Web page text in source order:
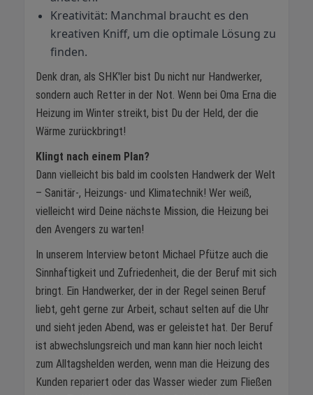
Kreativität: Manchmal braucht es den
kreativen Kniff, um die optimale Lösung zu
finden.
Denk dran, als SHK'ler bist Du nicht nur Handwerker,
sondern auch Retter in der Not. Wenn bei Oma Erna die
Heizung im Winter streikt, bist Du der Held, der die
Wärme zurückbringt!
Klingt nach einem Plan?
Dann vielleicht bis bald im coolsten Handwerk der Welt
– Sanitär-, Heizungs- und Klimatechnik! Wer weiß,
vielleicht wird Deine nächste Mission, die Heizung bei
den Avengers zu warten!
In unserem Interview betont Michael Pfütze auch die
Sinnhaftigkeit und Zufriedenheit, die der Beruf mit sich
bringt. Ein Handwerker, der in der Regel seinen Beruf
liebt, geht gerne zur Arbeit, schaut selten auf die Uhr
und sieht jeden Abend, was er geleistet hat. Der Beruf
ist abwechslungsreich und man kann hier noch leicht
zum Alltagshelden werden, wenn man die Heizung des
Kunden repariert oder das Wasser wieder zum Fließen